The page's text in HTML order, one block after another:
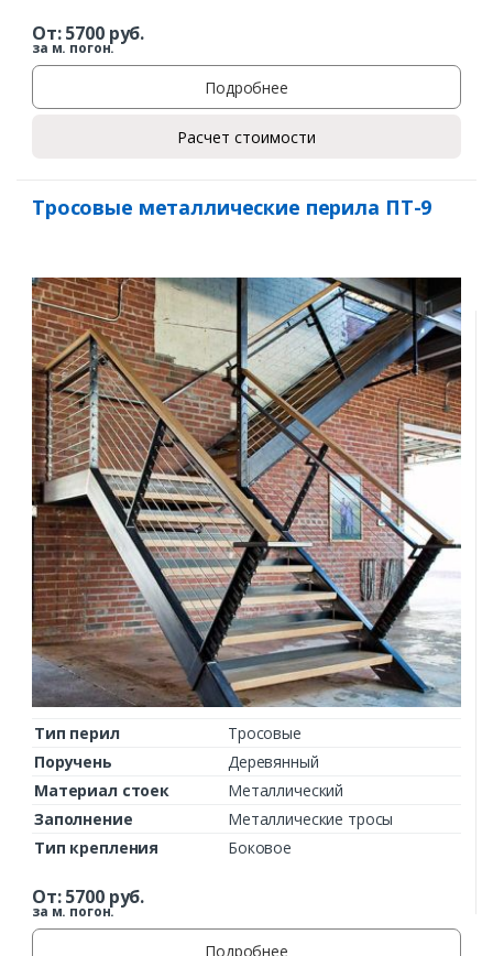
От:5700руб.
за м. погон.
Подробнее
Расчет стоимости
Тросовые металлические перила ПТ-9
Тип перил
Тросовые
Поручень
Деревянный
Материал стоек
Металлический
Заполнение
Металлические тросы
Тип крепления
Боковое
От:5700руб.
за м. погон.
Подробнее